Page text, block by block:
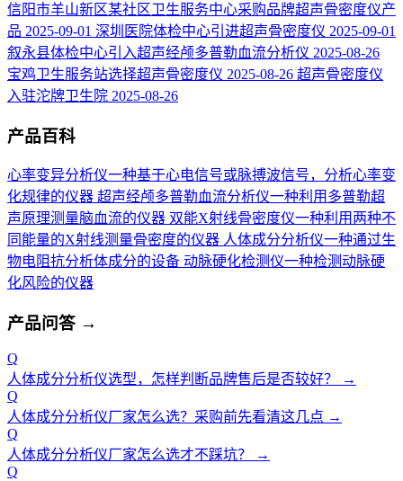
信阳市羊山新区某社区卫生服务中心采购品牌超声骨密度仪产
品 2025-09-01 深圳医院体检中心引进超声骨密度仪 2025-09-01
叙永县体检中心引入超声经颅多普勒血流分析仪 2025-08-26
宝鸡卫生服务站选择超声骨密度仪 2025-08-26 超声骨密度仪
入驻沱牌卫生院 2025-08-26
产品百科
心率变异分析仪一种基于心电信号或脉搏波信号，分析心率变
化规律的仪器 超声经颅多普勒血流分析仪一种利用多普勒超
声原理测量脑血流的仪器 双能X射线骨密度仪一种利用两种不
同能量的X射线测量骨密度的仪器 人体成分分析仪一种通过生
物电阻抗分析体成分的设备 动脉硬化检测仪一种检测动脉硬
化风险的仪器
产品问答 →
Q
人体成分分析仪选型，怎样判断品牌售后是否较好？
→
Q
人体成分分析仪厂家怎么选？采购前先看清这几点 →
Q
人体成分分析仪厂家怎么选才不踩坑？
→
Q